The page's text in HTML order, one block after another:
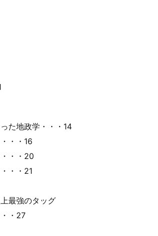
た地政学・・・14
・・16
・・20
・・21
最強のタッグ
・27